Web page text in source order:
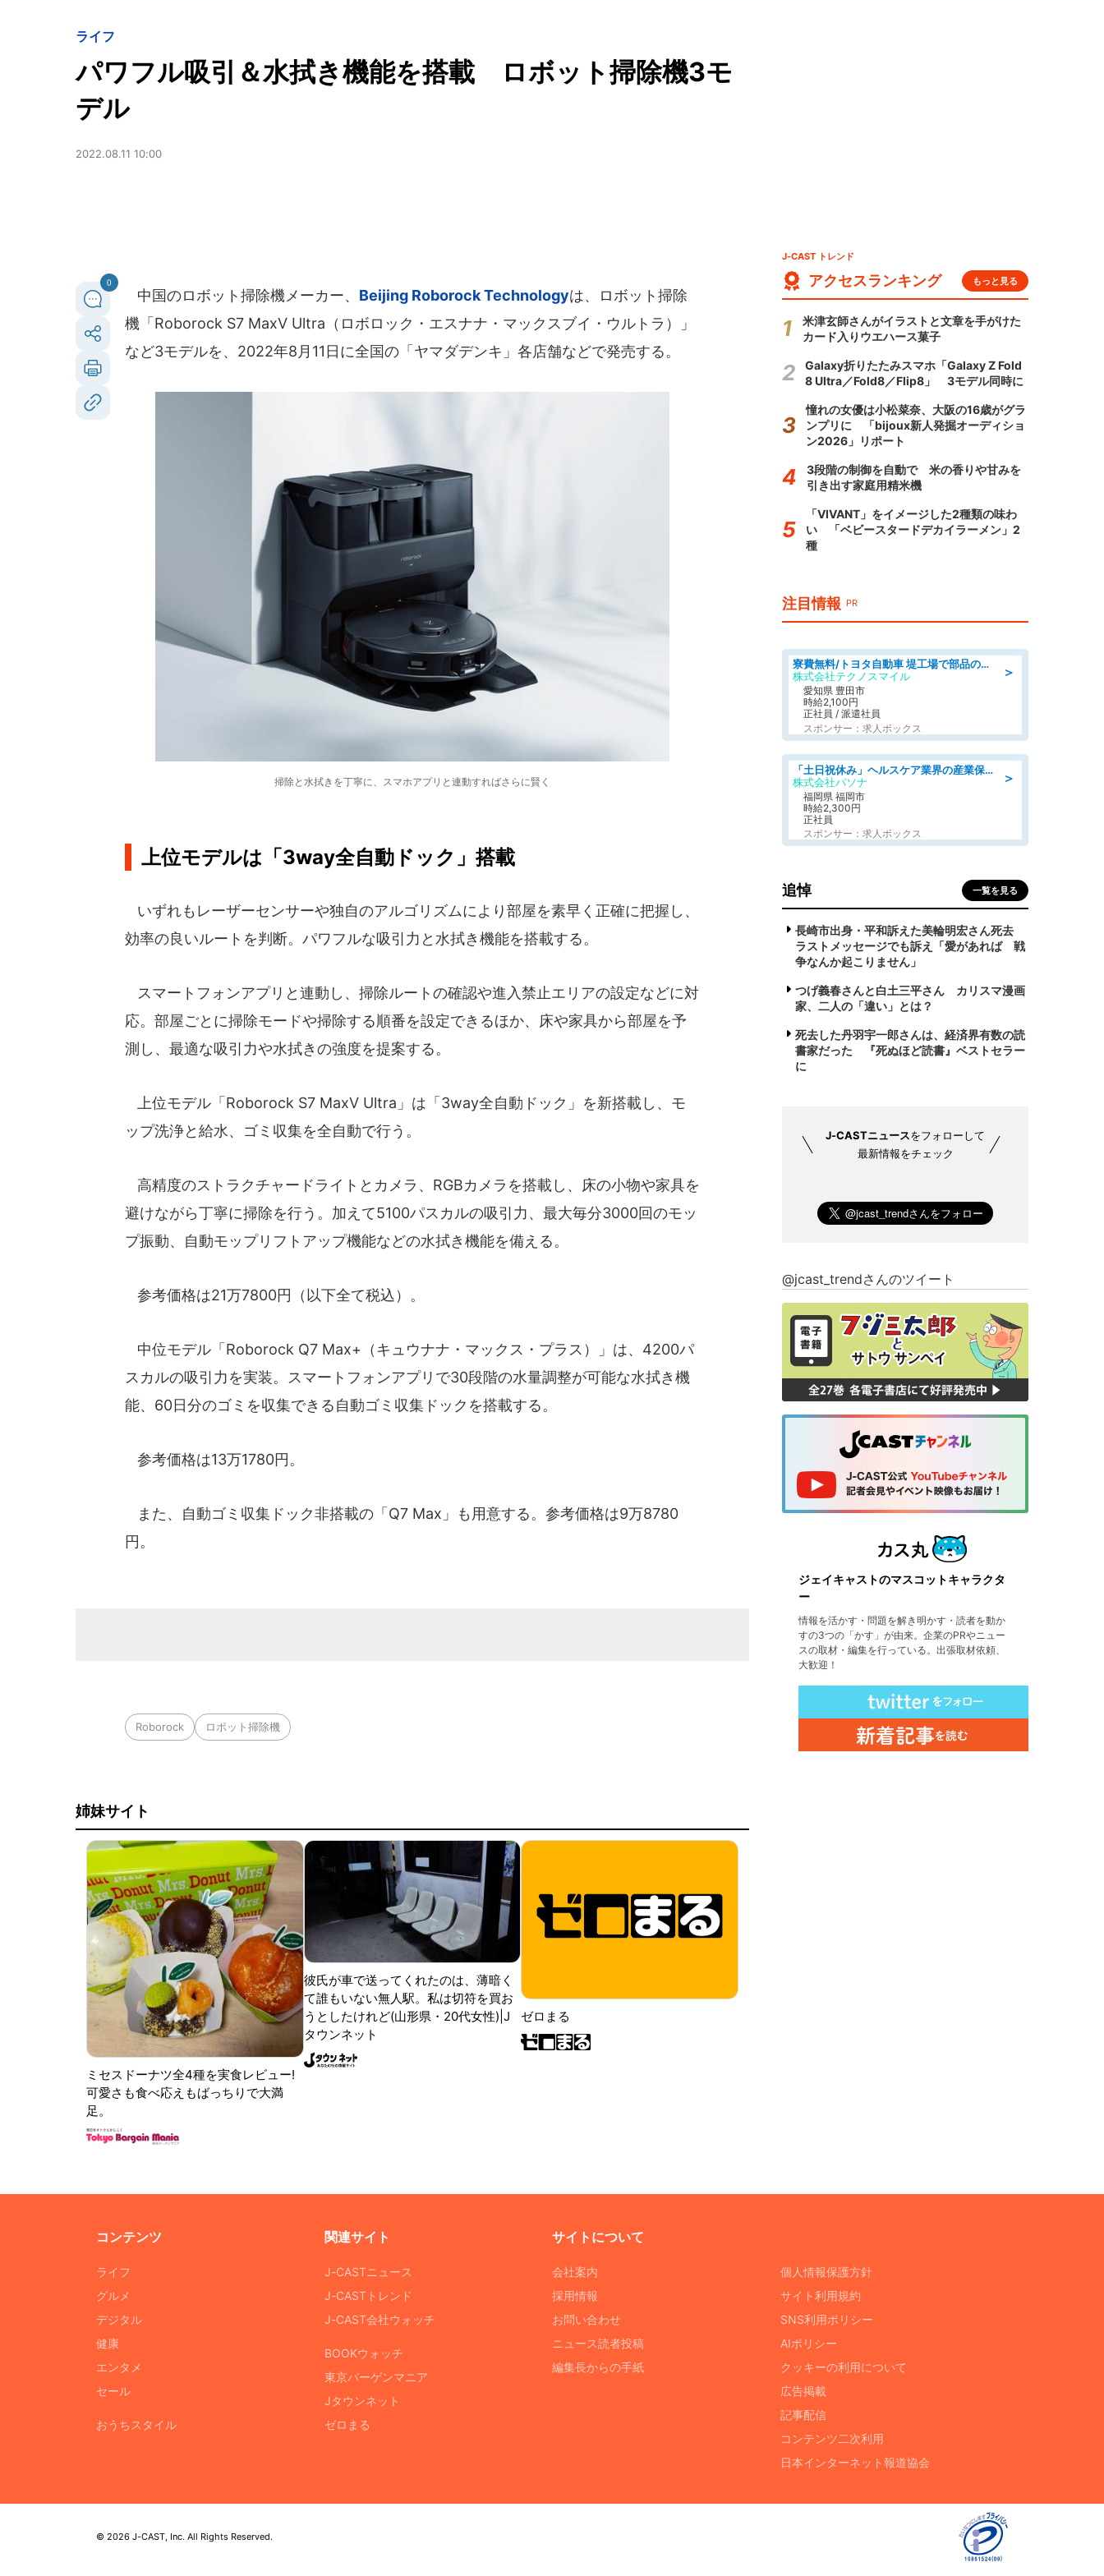
ライフ
パワフル吸引＆水拭き機能を搭載 ロボット掃除機3モ
デル
2022.08.11 10:00
0
中国のロボット掃除機メーカー、 Beijing Roborock Technologyは、ロボット掃除
機「Roborock S7 MaxV Ultra（ロボロック・エスナナ・マックスブイ・ウルトラ）」
など3モデルを、2022年8月11日に全国の「ヤマダデンキ」各店舗などで発売する。
掃除と水拭きを丁寧に、スマホアプリと連動すればさらに賢く
上位モデルは「3way全自動ドック」搭載
いずれもレーザーセンサーや独自のアルゴリズムにより部屋を素早く正確に把握し、
効率の良いルートを判断。パワフルな吸引力と水拭き機能を搭載する。
スマートフォンアプリと連動し、掃除ルートの確認や進入禁止エリアの設定などに対
応。部屋ごとに掃除モードや掃除する順番を設定できるほか、床や家具から部屋を予
測し、最適な吸引力や水拭きの強度を提案する。
上位モデル「Roborock S7 MaxV Ultra」は「3way全自動ドック」を新搭載し、モ
ップ洗浄と給水、ゴミ収集を全自動で行う。
高精度のストラクチャードライトとカメラ、RGBカメラを搭載し、床の小物や家具を
避けながら丁寧に掃除を行う。加えて5100パスカルの吸引力、最大毎分3000回のモッ
プ振動、自動モップリフトアップ機能などの水拭き機能を備える。
参考価格は21万7800円（以下全て税込）。
中位モデル「Roborock Q7 Max+（キュウナナ・マックス・プラス）」は、4200パ
スカルの吸引力を実装。スマートフォンアプリで30段階の水量調整が可能な水拭き機
能、60日分のゴミを収集できる自動ゴミ収集ドックを搭載する。
参考価格は13万1780円。
また、自動ゴミ収集ドック非搭載の「Q7 Max」も用意する。参考価格は9万8780
円。
Roborock ロボット掃除機
姉妹サイト
ミセスドーナツ全4種を実食レビュー!
可愛さも食べ応えもばっちりで大満
足。
彼氏が車で送ってくれたのは、薄暗く
て誰もいない無人駅。私は切符を買お
うとしたけれど(山形県・20代女性)|J
タウンネット
ゼロまる
J-CAST トレンド
アクセスランキング もっと見る
米津玄師さんがイラストと文章を手がけた
カード入りウエハース菓子
Galaxy折りたたみスマホ「Galaxy Z Fold
8 Ultra／Fold8／Flip8」 3モデル同時に
憧れの女優は小松菜奈、大阪の16歳がグラ
ンプリに 「bijoux新人発掘オーディショ
ン2026」リポート
3段階の制御を自動で 米の香りや甘みを
引き出す家庭用精米機
「VIVANT」をイメージした2種類の味わ
い 「ベビースタードデカイラーメン」2
種
注目情報 PR
＞
寮費無料/トヨタ自動車 堤工場で部品の組立製造/tutumi
株式会社テクノスマイル
愛知県 豊田市
時給2,100円
正社員 / 派遣社員
スポンサー：求人ボックス
＞
「土日祝休み」ヘルスケア業界の産業保健師/高時給/未経験OK/要資格:保健師、正看護師
株式会社パソナ
福岡県 福岡市
時給2,300円
正社員
スポンサー：求人ボックス
追悼 一覧を見る
長崎市出身・平和訴えた美輪明宏さん死去
ラストメッセージでも訴え「愛があれば 戦
争なんか起こりません」
つげ義春さんと白土三平さん カリスマ漫画
家、二人の「違い」とは？
死去した丹羽宇一郎さんは、経済界有数の読
書家だった 『死ぬほど読書』ベストセラー
に
J-CASTニュースをフォローして
最新情報をチェック
@jcast_trendさんのツイート
ジェイキャストのマスコットキャラクタ
ー
情報を活かす・問題を解き明かす・読者を動か
すの3つの「かす」が由来。企業のPRやニュー
スの取材・編集を行っている。出張取材依頼、
大歓迎！
コンテンツ
ライフ
グルメ
デジタル
健康
エンタメ
セール
おうちスタイル
関連サイト
J-CASTニュース
J-CASTトレンド
J-CAST会社ウォッチ
BOOKウォッチ
東京バーゲンマニア
Jタウンネット
ゼロまる
サイトについて
会社案内
採用情報
お問い合わせ
ニュース読者投稿
編集長からの手紙
個人情報保護方針
サイト利用規約
SNS利用ポリシー
AIポリシー
クッキーの利用について
広告掲載
記事配信
コンテンツ二次利用
日本インターネット報道協会
© 2026 J-CAST, Inc. All Rights Reserved.